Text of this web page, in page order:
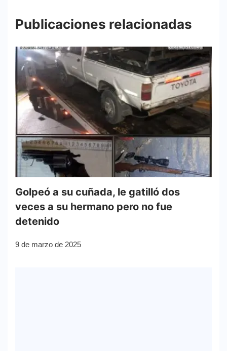
Publicaciones relacionadas
Golpeó a su cuñada, le gatilló dos
veces a su hermano pero no fue
detenido
9 de marzo de 2025